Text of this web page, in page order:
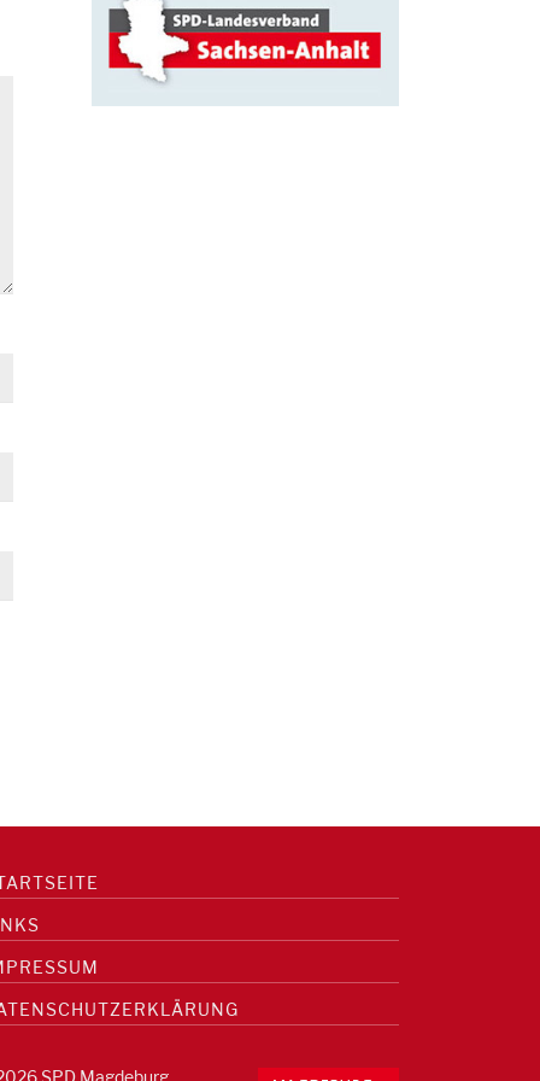
SPD Magdeburg